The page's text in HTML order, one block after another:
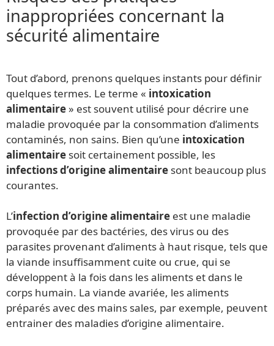
inappropriées concernant la
sécurité alimentaire
Tout d’abord, prenons quelques instants pour définir
quelques termes. Le terme « intoxication
alimentaire » est souvent utilisé pour décrire une
maladie provoquée par la consommation d’aliments
contaminés, non sains. Bien qu’une intoxication
alimentaire soit certainement possible, les
infections d’origine alimentaire sont beaucoup plus
courantes.
L’infection d’origine alimentaire est une maladie
provoquée par des bactéries, des virus ou des
parasites provenant d’aliments à haut risque, tels que
la viande insuffisamment cuite ou crue, qui se
développent à la fois dans les aliments et dans le
corps humain. La viande avariée, les aliments
préparés avec des mains sales, par exemple, peuvent
entrainer des maladies d’origine alimentaire.